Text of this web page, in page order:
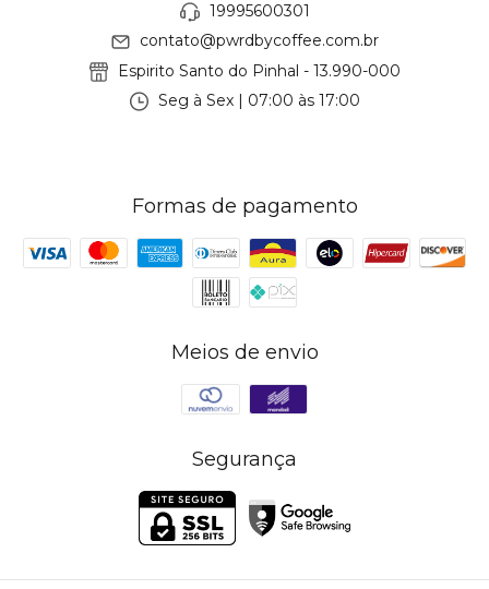
19995600301
contato@pwrdbycoffee.com.br
Espirito Santo do Pinhal - 13.990-000
Seg à Sex | 07:00 às 17:00
Formas de pagamento
Meios de envio
Segurança